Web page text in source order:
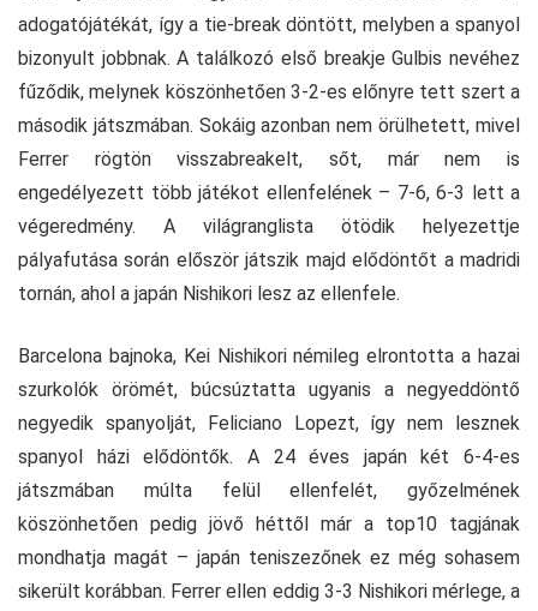
adogatójátékát, így a tie-break döntött, melyben a spanyol
bizonyult jobbnak. A találkozó első breakje Gulbis nevéhez
fűződik, melynek köszönhetően 3-2-es előnyre tett szert a
második játszmában. Sokáig azonban nem örülhetett, mivel
Ferrer rögtön visszabreakelt, sőt, már nem is
engedélyezett több játékot ellenfelének – 7-6, 6-3 lett a
végeredmény. A világranglista ötödik helyezettje
pályafutása során először játszik majd elődöntőt a madridi
tornán, ahol a japán Nishikori lesz az ellenfele.
Barcelona bajnoka, Kei Nishikori némileg elrontotta a hazai
szurkolók örömét, búcsúztatta ugyanis a negyeddöntő
negyedik spanyolját, Feliciano Lopezt, így nem lesznek
spanyol házi elődöntők. A 24 éves japán két 6-4-es
játszmában múlta felül ellenfelét, győzelmének
köszönhetően pedig jövő héttől már a top10 tagjának
mondhatja magát – japán teniszezőnek ez még sohasem
sikerült korábban. Ferrer ellen eddig 3-3 Nishikori mérlege, a